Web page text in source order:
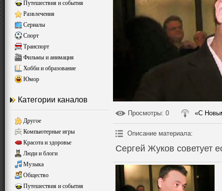
Путешествия и события
Развлечения
Сериалы
Спорт
Транспорт
Фильмы и анимация
Хобби и образование
Юмор
Категории каналов
Другое
Компьютерные игры
Красота и здоровье
Люди и блоги
Музыка
Общество
Путешествия и события
Просмотры: 0 «С
Описание материала:
Сергей Жуков советует